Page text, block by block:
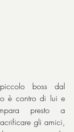
boss dal
è contro di lui e
presto a
gli amici,